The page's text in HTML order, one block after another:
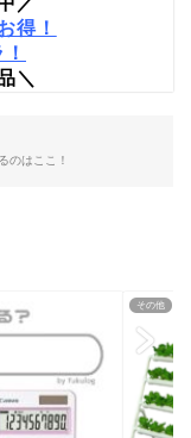
得！
＼
のはここ！
その他